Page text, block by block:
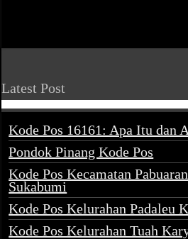
Latest Post
Kode Pos 16161: Apa Itu dan
Pondok Pinang Kode Pos
Kode Pos Kecamatan
Sukabumi
Kode Pos Kelurahan Padaleu
Kode Pos Kelurahan Tuah